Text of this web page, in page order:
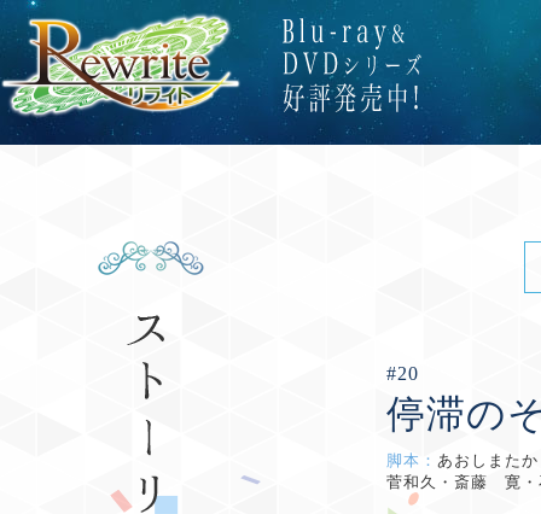
#20
停滞の
脚本： あおしまた
菅和久・斎藤 寛・